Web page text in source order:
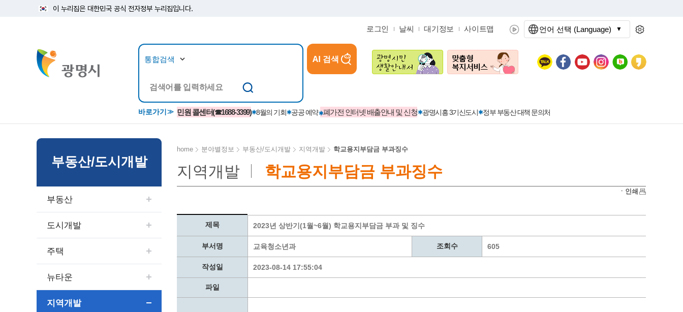
이 누리집은 대한민국 공식 전자정부 누리집입니다.
로그인 날씨 대기정보 사이트맵
AI 검색
바로가기 민원 콜센터(☎1688-3399) 8월의 기회 공공 예약 폐가전 인터넷 배출안내 및 신청 광명시흥 3기신도시 정부 부동산 대책 문의처
뉴스/정보공개
고시/공고/입법예고
행사ㆍ축제
보도자료
보도자료(2021.4월이전)
소식지/카카오톡플러스친구
반상회보
시정자료실
법무행정
위반업소공개
위원회 자료공개
정보공개현황
지방공기업
민원/참여
종합민원실 안내도
종합민원상담센터
민원상담전화
어디서나 민원
민원 제증명 수수료 면제사항
행정처리기준편람
행정정보공동이용
민원조정제도
사전심사청구제
민원1회 방문 처리제
사회취약계층 전용상담창구
폐업신고 간소화서비스
설치현황
발급 받을 수 있는 증명
정부24
민원서비스 종합평가 결과
지역경제활성화/교육/일자리
교육정보
평생학습원
(재)경기도민회장학회 장학금
교복지원금 신청
광명일자리센터
취업지원 프로그램 운영 현황
지역맞춤형 일자리 창출 지원사업
문화관광
단원소개
예술/공연단체
착한가격지정업소
영화상영관 현황
출판사 및 인쇄소 현황
박물관/미술관 현황
부동산/도시개발
부동산
도시개발
주택
뉴타운
지역개발
home 분야별정보 부동산/도시개발 지역개발 학교용지부담금 부과징수
지역개발 학교용지부담금 부과징수
ㆍ인쇄
제목 2023년 상반기(1월~6월) 학교용지부담금 부과 및 징수
부서명 교육청소년과 조회수 605
작성일 2023-08-14 17:55:04
파일
언어 선택 (Language)